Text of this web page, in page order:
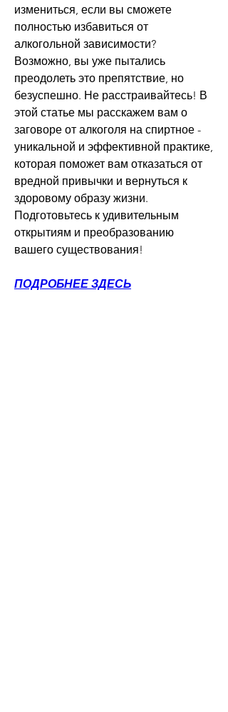
измениться, если вы сможете
полностью избавиться от
алкогольной зависимости?
Возможно, вы уже пытались
преодолеть это препятствие, но
безуспешно. Не расстраивайтесь! В
этой статье мы расскажем вам о
заговоре от алкоголя на спиртное -
уникальной и эффективной практике,
которая поможет вам отказаться от
вредной привычки и вернуться к
здоровому образу жизни.
Подготовьтесь к удивительным
открытиям и преобразованию
вашего существования!
ПОДРОБНЕЕ ЗДЕСЬ